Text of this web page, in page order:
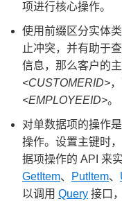
项进行核心操作。
使用前缀区分实体
止冲突，并有助于
信息，那么客户的
<CUSTOMERID>
<EMPLOYEEID>。
对单数据项的操作
操作。设置主键时
据项操作的 API 来
GetItem、 PutItem、
以调用 Query 接口